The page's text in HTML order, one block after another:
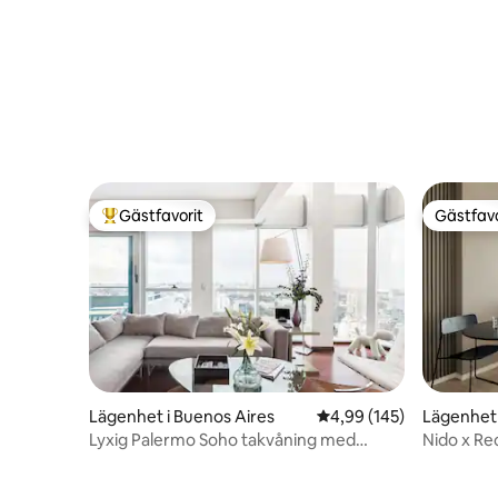
Populär gästfavorit
Gästfavorit
Lägenhet i Buenos Aires 4,99 av 5 i
4,99 (145)
Lyxig Palermo Soho takvåning med
Nido x